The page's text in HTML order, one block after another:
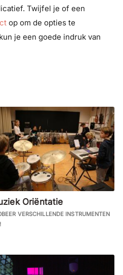
Twijfel je of een
op om de opties te
je een goede indruk van
Oriëntatie
VERSCHILLENDE INSTRUMENTEN